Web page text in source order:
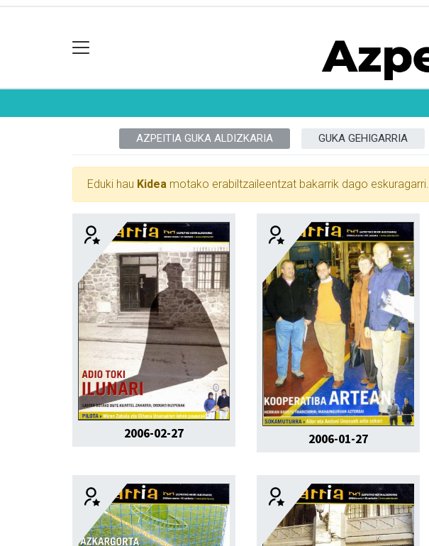
AZPEITIA GUKA ALDIZKARIA GUKA GEHIGARRIA
Eduki hau Kidea motako erabiltzaileentzat bakarrik dago eskuragarri.
2006-02-27 2006-01-27